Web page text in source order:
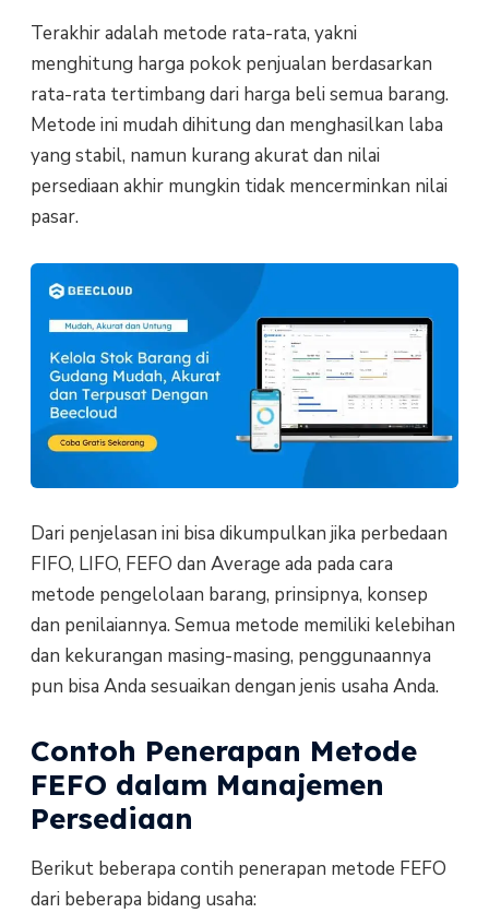
Terakhir adalah metode rata-rata, yakni
menghitung harga pokok penjualan berdasarkan
rata-rata tertimbang dari harga beli semua barang.
Metode ini mudah dihitung dan menghasilkan laba
yang stabil, namun kurang akurat dan nilai
persediaan akhir mungkin tidak mencerminkan nilai
pasar.
Dari penjelasan ini bisa dikumpulkan jika perbedaan
FIFO, LIFO, FEFO dan Average ada pada cara
metode pengelolaan barang, prinsipnya, konsep
dan penilaiannya. Semua metode memiliki kelebihan
dan kekurangan masing-masing, penggunaannya
pun bisa Anda sesuaikan dengan jenis usaha Anda.
Contoh Penerapan Metode
FEFO dalam Manajemen
Persediaan
Berikut beberapa contih penerapan metode FEFO
dari beberapa bidang usaha: